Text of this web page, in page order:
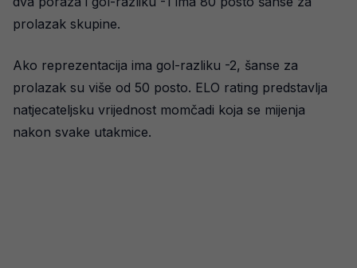
prolazak skupine.
Ako reprezentacija ima gol-razliku -2, šanse za
prolazak su više od 50 posto. ELO rating predstavlja
natjecateljsku vrijednost momčadi koja se mijenja
nakon svake utakmice.